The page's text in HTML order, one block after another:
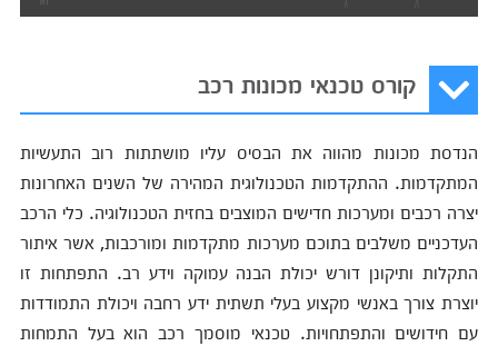
קורס טכנאי מכונות רכב
הנדסת מכונות מהווה את הבסיס עליו מושתתות רוב התעשיות
המתקדמות. ההתקדמות הטכנולוגית המהירה של השנים האחרונות
יצרה רכבים ומערכות חדישים המוצבים בחזית הטכנולוגיה. כלי הרכב
העדכניים משלבים בתוכם מערכות מתקדמות ומורכבות, אשר איתור
התקלות ותיקונן דורש יכולת הבנה עמוקה וידע רב. התפתחות זו
יוצרת צורך באנשי מקצוע בעלי תשתית ידע רחבה ויכולת התמודדות
עם חידושים והתפתחויות. טכנאי מוסמך רכב הוא בעל התמחות